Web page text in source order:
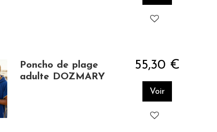
Poncho de plage
adulte DOZMARY
55,30 €
Voir